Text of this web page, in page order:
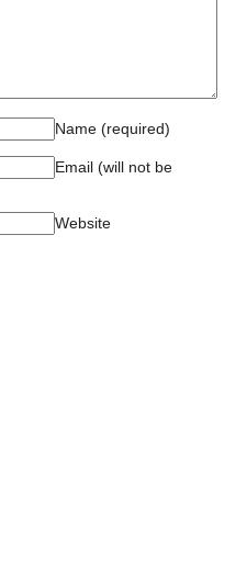
Name (required)
Email (will not be
Website